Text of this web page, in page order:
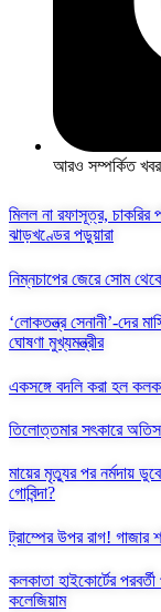
আরও সম্পর্কিত খবর
মিলল না রফাসূত্র, চাকরির
ঝাড়খণ্ডের পড়ুয়ারা
নিম্নচাপের জেরে সোম
‘লোকতন্ত্র সেনানী’-দের
ঘোষণা মুখ্যমন্ত্রীর
একসঙ্গে বদলি করা হল
তিলোত্তমার সৎকারে
মায়ের মৃত্যুর পর নর্মদায়
গোবিন্দা?
ট্রাম্পের উপর রাগ! গাজার
কলকাতা হাইকোর্টের
কলেজিয়াম